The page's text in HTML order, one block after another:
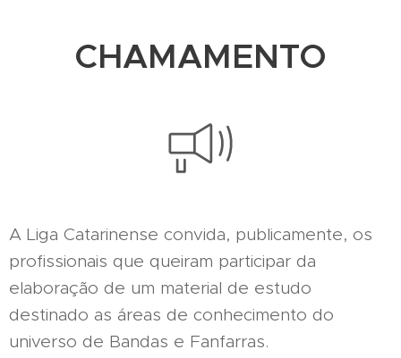
CHAMAMENTO
A Liga Catarinense convida, publicamente, os
profissionais que queiram participar da
elaboração de um material de estudo
destinado as áreas de conhecimento do
universo de Bandas e Fanfarras.